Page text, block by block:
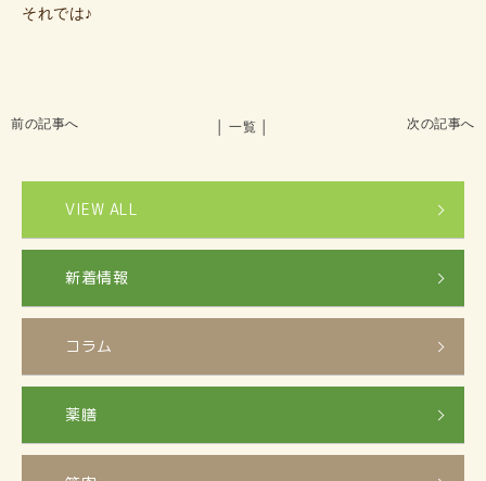
それでは♪
前の記事へ 次の記事へ
│ 一覧 │
VIEW ALL
新着情報
コラム
薬膳